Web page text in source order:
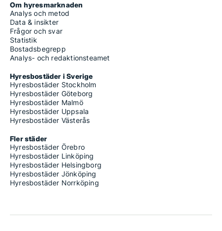
Om hyresmarknaden
Analys och metod
Data & insikter
Frågor och svar
Statistik
Bostadsbegrepp
Analys- och redaktionsteamet
Hyresbostäder i Sverige
Hyresbostäder Stockholm
Hyresbostäder Göteborg
Hyresbostäder Malmö
Hyresbostäder Uppsala
Hyresbostäder Västerås
Fler städer
Hyresbostäder Örebro
Hyresbostäder Linköping
Hyresbostäder Helsingborg
Hyresbostäder Jönköping
Hyresbostäder Norrköping